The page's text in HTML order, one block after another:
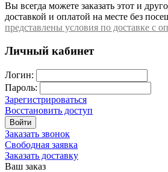
Вы всегда можете заказать этот и
доставкой и оплатой на месте без
представлены условия по доставке с
Личный кабинет
Логин:
Пароль:
Зарегистрироваться
Восстановить доступ
Войти
Заказать звонок
Свободная заявка
Заказать доставку
Ваш заказ